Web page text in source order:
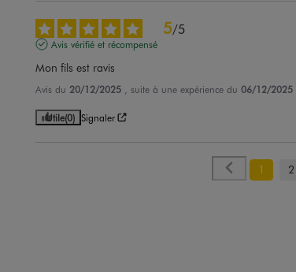
5/5
Avis vérifié et récompensé
Mon fils est ravis
Avis du 20/12/2025 , suite à une expérience du 06/12/2025
Utile(0) Signaler
1 2